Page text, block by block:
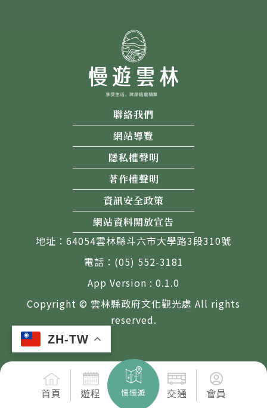
ZH-TW
首頁 遊程 慢慢遊 交通 會員
聯絡我們
網站導覽
隱私權聲明
著作權聲明
資訊安全政策
網站資料開放宣告
地址：64054雲林縣斗六市大學路3段310號
電話：(05) 552-3181
App Version : 0.1.0
Copyright © 雲林縣政府文化觀光處 All rights
reserved.